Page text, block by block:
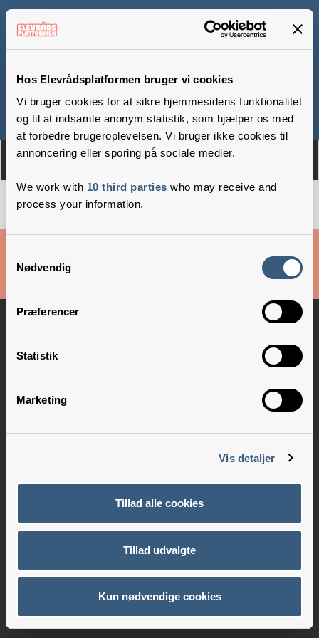
Hos Elevrådsplatformen bruger vi cookies
Vi bruger cookies for at sikre hjemmesidens funktionalitet
og til at indsamle anonym statistik, som hjælper os med
at forbedre brugeroplevelsen. Vi bruger ikke cookies til
annoncering eller sporing på sociale medier.
We work with 10 third parties who may receive and
process your information.
Nødvendig
Præferencer
Statistik
Marketing
Vis detaljer
Tillad alle cookies
Tillad udvalgte
Kun nødvendige cookies
Om Medlemmer